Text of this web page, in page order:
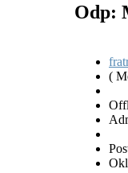
Odp:
(